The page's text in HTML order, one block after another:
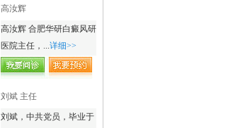
高汝辉
高汝辉 合肥华研白癜风研
医院主任，...详细>>
刘斌 主任
刘斌，中共党员，毕业于